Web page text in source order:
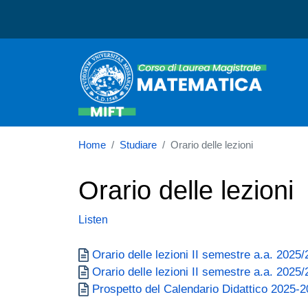
Home Studiare Orario delle lezioni
Orario delle lezioni
Listen
Documento
Orario delle lezioni II semestre a.a.
Documento
Orario delle lezioni II semestre a.a.
Documento
Prospetto del Calendario Didattico 2025-